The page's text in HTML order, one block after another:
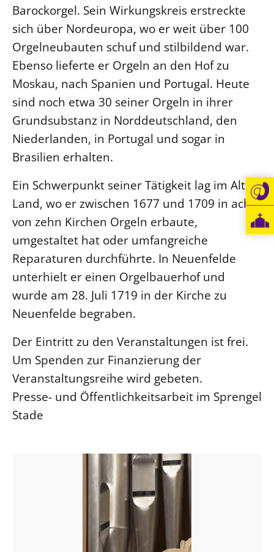
Barockorgel. Sein Wirkungskreis erstreckte
sich über Nordeuropa, wo er weit über 100
Orgelneubauten schuf und stilbildend war.
Ebenso lieferte er Orgeln an den Hof zu
Moskau, nach Spanien und Portugal. Heute
sind noch etwa 30 seiner Orgeln in ihrer
Grundsubstanz in Norddeutschland, den
Niederlanden, in Portugal und sogar in
Brasilien erhalten.
Ein Schwerpunkt seiner Tätigkeit lag im Alten
Land, wo er zwischen 1677 und 1709 in acht
von zehn Kirchen Orgeln erbaute,
umgestaltet hat oder umfangreiche
Reparaturen durchführte. In Neuenfelde
unterhielt er einen Orgelbauerhof und
wurde am 28. Juli 1719 in der Kirche zu
Neuenfelde begraben.
Der Eintritt zu den Veranstaltungen ist frei.
Um Spenden zur Finanzierung der
Veranstaltungsreihe wird gebeten.
Presse- und Öffentlichkeitsarbeit im Sprengel
Stade